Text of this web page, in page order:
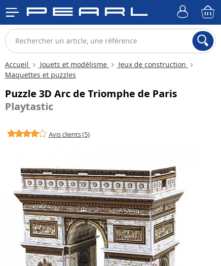
Accueil Jouets et modélisme
Jeux de construction
Maquettes et puzzles
Puzzle 3D Arc de Triomphe de Paris
Playtastic
Avis clients (5)